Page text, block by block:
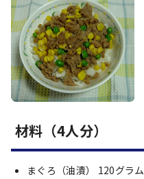
材料（4人分）
まぐろ（油漬） 120グラム